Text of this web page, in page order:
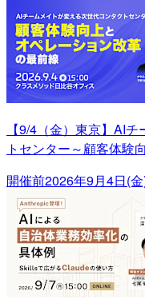
【9/4（金）東京】AI
トセンター～顧客体験
開催前2026年9月4日(